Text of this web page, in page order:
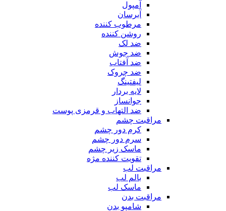
آمپول
آبرسان
مرطوب کننده
روشن کننده
ضد لک
ضد جوش
ضد آفتاب
ضد چروک
لیفتینگ
لایه بردار
جوانساز
ضد التهاب و قرمزی پوست
مراقبت چشم
کرم دور چشم
سرم دور چشم
ماسک زیر چشم
تقویت کننده مژه
مراقبت لب
بالم لب
ماسک لب
مراقبت بدن
شامپو بدن